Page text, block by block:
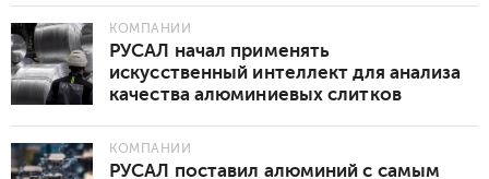
КОМПАНИИ
РУСАЛ начал применять
искусственный интеллект для анализа
качества алюминиевых слитков
КОМПАНИИ
РУСАЛ поставил алюминий с самым